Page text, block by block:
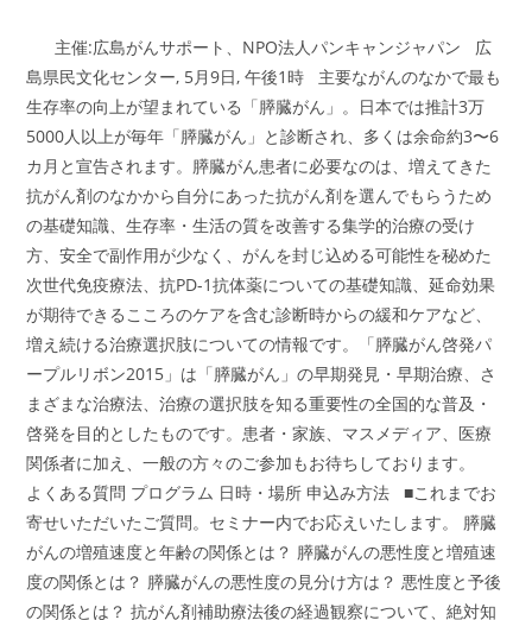
主催:広島がんサポート、NPO法人パンキャンジャパン 広
島県民文化センター, 5月9日, 午後1時 主要ながんのなかで最も
生存率の向上が望まれている「膵臓がん」。日本では推計3万
5000人以上が毎年「膵臓がん」と診断され、多くは余命約3〜6
カ月と宣告されます。膵臓がん患者に必要なのは、増えてきた
抗がん剤のなかから自分にあった抗がん剤を選んでもらうため
の基礎知識、生存率・生活の質を改善する集学的治療の受け
方、安全で副作用が少なく、がんを封じ込める可能性を秘めた
次世代免疫療法、抗PD-1抗体薬についての基礎知識、延命効果
が期待できるこころのケアを含む診断時からの緩和ケアなど、
増え続ける治療選択肢についての情報です。「膵臓がん啓発パ
ープルリボン2015」は「膵臓がん」の早期発見・早期治療、さ
まざまな治療法、治療の選択肢を知る重要性の全国的な普及・
啓発を目的としたものです。患者・家族、マスメディア、医療
関係者に加え、一般の方々のご参加もお待ちしております。
よくある質問 プログラム 日時・場所 申込み方法 ■これまでお
寄せいただいたご質問。セミナー内でお応えいたします。 膵臓
がんの増殖速度と年齢の関係とは？ 膵臓がんの悪性度と増殖速
度の関係とは？ 膵臓がんの悪性度の見分け方は？ 悪性度と予後
の関係とは？ 抗がん剤補助療法後の経過観察について、絶対知